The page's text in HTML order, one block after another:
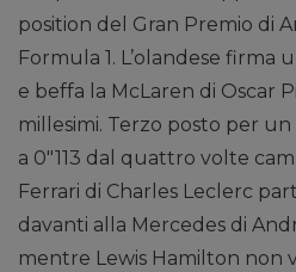
position del Gran Premio di
Formula 1. L’olandese firma
e beffa la McLaren di Oscar
millesimi. Terzo posto per
a 0″113 dal quattro volte
Ferrari di Charles Leclerc
davanti alla Mercedes di
mentre Lewis Hamilton non